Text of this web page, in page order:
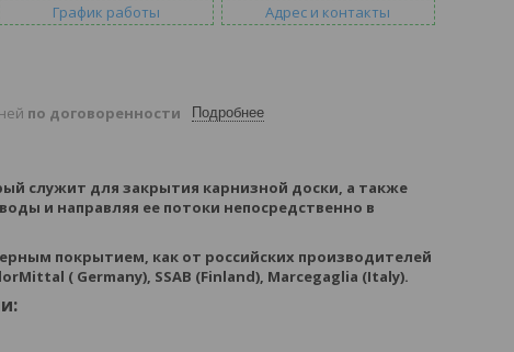
График работы
Адрес и контакты
по договоренности Подробнее
служит для закрытия карнизной доски, а также
и направляя ее потоки непосредственно в
покрытием, как от российских производителей
( Germany), SSAB (Finland), Marcegaglia (Italy).